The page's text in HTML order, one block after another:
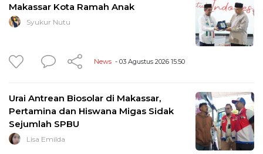
Makassar Kota Ramah Anak
Syukur Nutu
News - 03 Agustus 2026 15:50
Urai Antrean Biosolar di Makassar,
Pertamina dan Hiswana Migas Sidak
Sejumlah SPBU
Lisa Emilda